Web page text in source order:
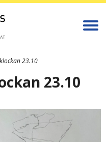
23.10
23.10